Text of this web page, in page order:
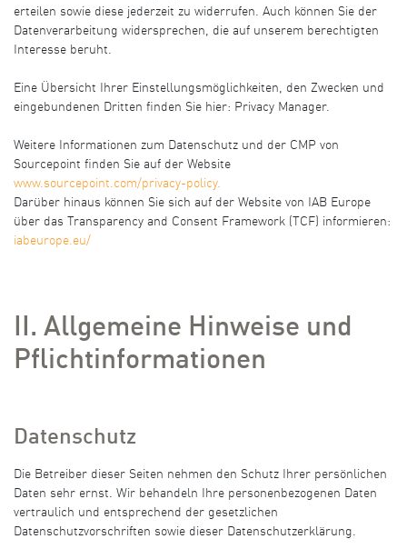
erteilen sowie diese jederzeit zu widerrufen. Auch können Sie der
Datenverarbeitung widersprechen, die auf unserem berechtigten
Interesse beruht.
Eine Übersicht Ihrer Einstellungsmöglichkeiten, den Zwecken und
eingebundenen Dritten finden Sie hier: Privacy Manager.
Weitere Informationen zum Datenschutz und der CMP von
Sourcepoint finden Sie auf der Website
www.sourcepoint.com/privacy-policy.
Darüber hinaus können Sie sich auf der Website von IAB Europe
über das Transparency and Consent Framework (TCF) informieren:
iabeurope.eu/
II. Allgemeine Hinweise und
Pflichtinformationen
Datenschutz
Die Betreiber dieser Seiten nehmen den Schutz Ihrer persönlichen
Daten sehr ernst. Wir behandeln Ihre personenbezogenen Daten
vertraulich und entsprechend der gesetzlichen
Datenschutzvorschriften sowie dieser Datenschutzerklärung.